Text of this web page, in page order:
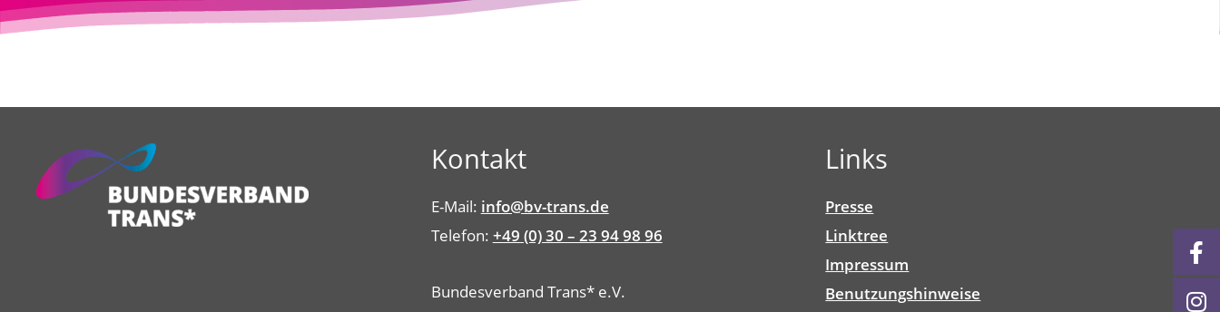
Kontakt
E-Mail: info@bv-trans.de
Telefon: +49 (0) 30 – 23 94 98 96
Bundesverband Trans* e.V.
Links
Presse
Linktree
Impressum
Benutzungshinweise